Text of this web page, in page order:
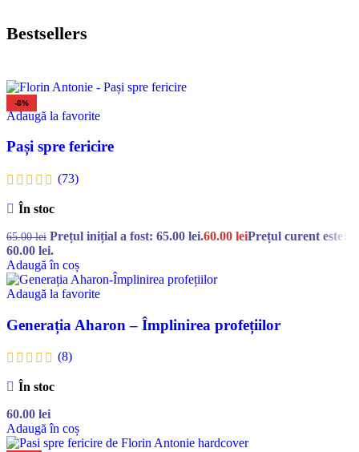
Bestsellers
-8%
Adaugă la favorite
Pași spre fericire
(73)
În stoc
65.00lei Prețul inițial a fost: 65.00 lei.60.00 leiPrețul curent este:
60.00 lei.
Adaugă în coș
Adaugă la favorite
Generația Aharon – Împlinirea profețiilor
(8)
În stoc
60.00 lei
Adaugă în coș